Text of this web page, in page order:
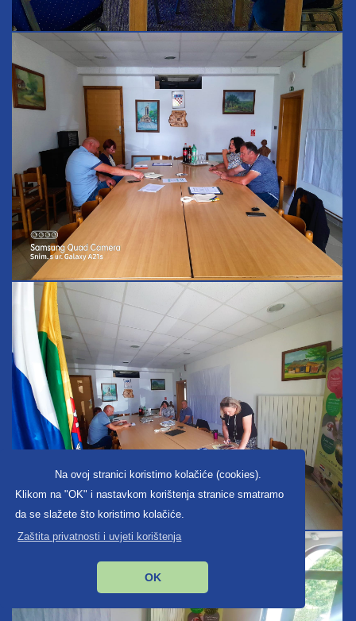
Na ovoj stranici koristimo kolačiće (cookies).
Klikom na "OK" i nastavkom korištenja stranice smatramo
da se slažete što koristimo kolačiće.
Zaštita privatnosti i uvjeti korištenja
OK